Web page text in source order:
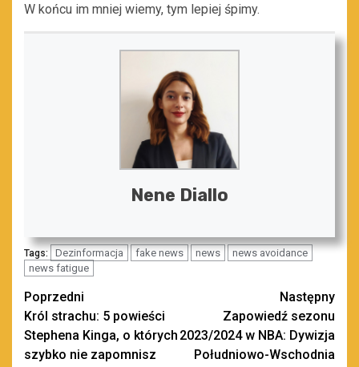
W końcu im mniej wiemy, tym lepiej śpimy.
Nene Diallo
Tags: Dezinformacja fake news news
news avoidance
news fatigue
Zobacz
wpisy
Poprzedni
Król strachu: 5 powieści
Stephena Kinga, o których
szybko nie zapomnisz
Następny
Zapowiedź sezonu
2023/2024 w NBA: Dywizja
Południowo-Wschodnia